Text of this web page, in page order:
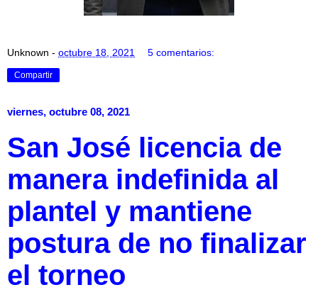
Unknown - octubre 18, 2021 5 comentarios:
Compartir
viernes, octubre 08, 2021
San José licencia de
manera indefinida al
plantel y mantiene
postura de no finalizar
el torneo